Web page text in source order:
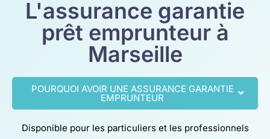
L'assurance garantie
prêt emprunteur à
Marseille
POURQUOI AVOIR UNE ASSURANCE GARANTIE
EMPRUNTEUR
Disponible pour les particuliers et les professionnels